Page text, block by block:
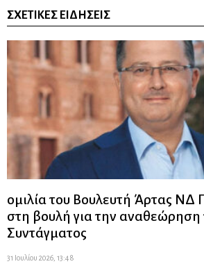
ΣΧΕΤΙΚΈΣ ΕΙΔΉΣΕΙΣ
ομιλία του Βουλευτή Άρτας ΝΔ
στη βουλή για την αναθεώρηση
Συντάγματος
31 Ιουλίου 2026, 13:48